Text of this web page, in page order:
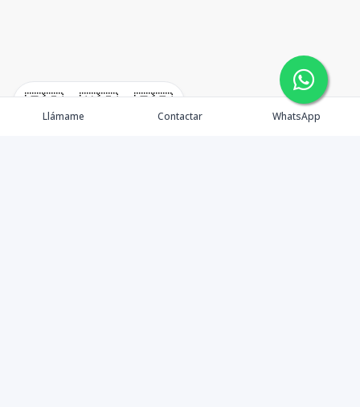
🇪🇸 🇺🇸 🇫🇷
Llámame Contactar WhatsApp